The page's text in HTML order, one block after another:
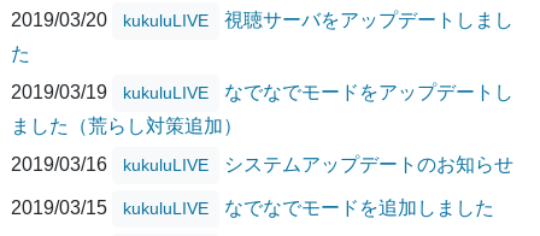
2019/03/20
kukuluLIVE
視聴サーバをアップデートしまし
た
2019/03/19
kukuluLIVE
なでなでモードをアップデートし
ました（荒らし対策追加）
2019/03/16
kukuluLIVE システムアップデートのお知らせ
2019/03/15 kukuluLIVE なでなでモードを追加しました